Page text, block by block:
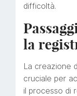
difficoltà.
la
La creazione
cruciale per
il processo di